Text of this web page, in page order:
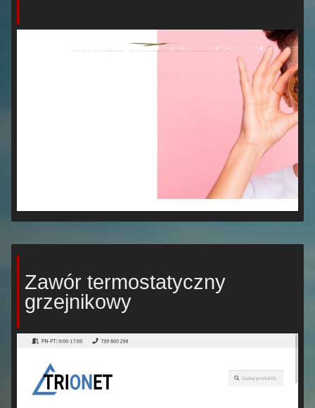
Zawór termostatyczny
grzejnikowy